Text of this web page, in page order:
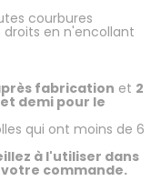
courbures
en n'encollant
fabrication et 2
demi pour le
qui ont moins de 6
à l'utiliser dans
commande.